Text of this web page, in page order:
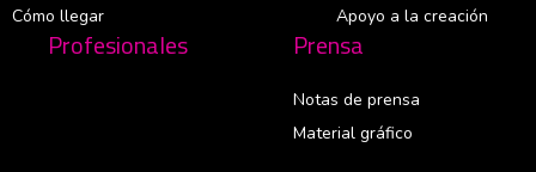
Cómo llegar
Apoyo a la creación
Profesionales Prensa
Notas de prensa
Material gráfico